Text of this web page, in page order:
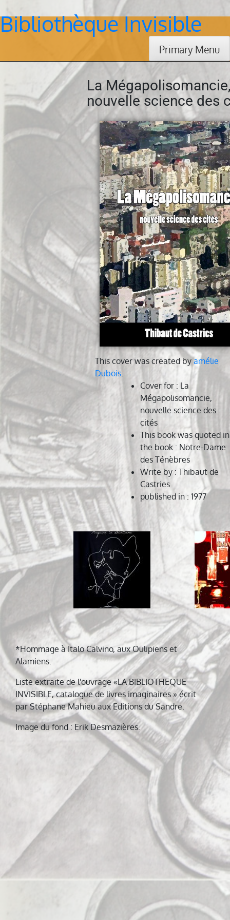
Skip
to
Bibliothèque Invisible
Primary Menu
La
nouvelle science des
This cover was created by amélie
Dubois.
Cover for: La
Mégapolisomancie,
nouvelle science des
cités
This book was quoted in
the book: Notre-Dame
des Ténèbres
Write by: Thibaut de
Castries
published in: 1977
Navigation
de
l’article
*Hommage à Italo Calvino, aux Oulipiens et
Alamiens.
Liste extraite de l'ouvrage «LA BIBLIOTHEQUE
INVISIBLE, catalogue de livres imaginaires » écrit
par Stéphane Mahieu aux Editions du Sandre.
Image du fond : Erik Desmazières.